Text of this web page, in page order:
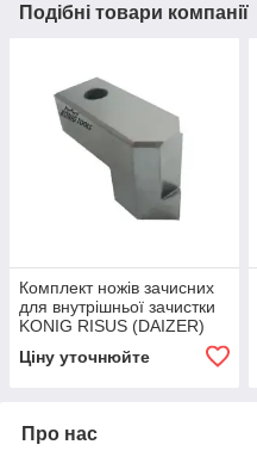
Подібні товари компанії
Комплект ножів зачисних
для внутрішньої зачистки
KONIG RISUS (DAIZER)
Ціну уточнюйте
Про нас